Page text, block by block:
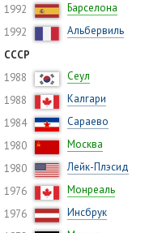
1992
Барселона
1992
Альбервиль
СССР
1988
Сеул
1988
Калгари
1984
Сараево
1980
Москва
1980
Лейк-Плэсид
1976
Монреаль
1976
Инсбрук